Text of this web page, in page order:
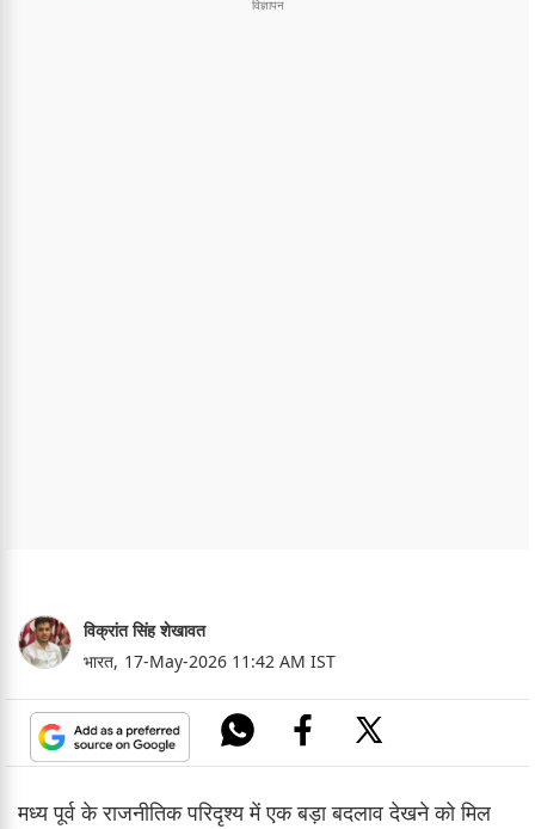
विक्रांत सिंह शेखावत
भारत, 17-May-2026 11:42 AM IST
मध्य पूर्व के राजनीतिक परिदृश्य में एक बड़ा बदलाव देखने को मिल